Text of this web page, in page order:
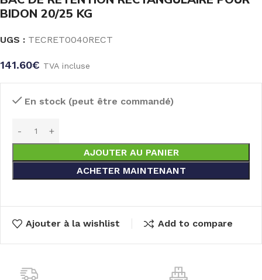
BIDON 20/25 KG
UGS : TECRET0040RECT
141.60€ TVA incluse
En stock (peut être commandé)
AJOUTER AU PANIER
ACHETER MAINTENANT
Ajouter à la wishlist Add to compare